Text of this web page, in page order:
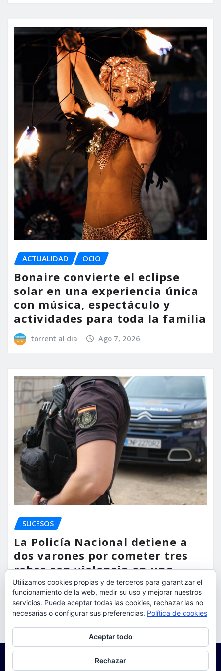
ACTUALIDAD OCIO
Bonaire convierte el eclipse
solar en una experiencia única
con música, espectáculo y
actividades para toda la familia
torrent al dia Ago 7, 2026
SUCESOS
La Policía Nacional detiene a
dos varones por cometer tres
robos con violencia en una
misma mañana
torrent al dia Ago 7, 2026
Utilizamos cookies propias y de terceros para garantizar el
funcionamiento de la web, medir su uso y mejorar nuestros
servicios. Puede aceptar todas las cookies, rechazar las no
necesarias o configurar sus preferencias. Política de cookies
Aceptar todo
Rechazar
Para obtener más información, incluido cómo gestionar las cookies,